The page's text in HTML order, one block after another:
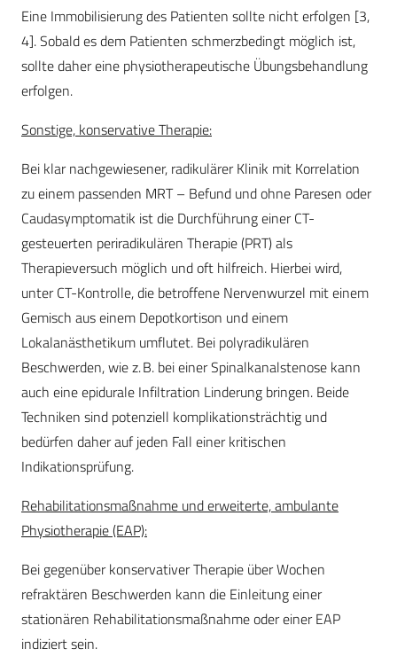
Eine Immobilisierung des Patienten sollte nicht erfolgen [3,
4]. Sobald es dem Patienten schmerzbedingt möglich ist,
sollte daher eine physiotherapeutische Übungsbehandlung
erfolgen.
Sonstige, konservative Therapie:
Bei klar nachgewiesener, radikulärer Klinik mit Korrelation
zu einem passenden MRT – Befund und ohne Paresen oder
Caudasymptomatik ist die Durchführung einer CT-
gesteuerten periradikulären Therapie (PRT) als
Therapieversuch möglich und oft hilfreich. Hierbei wird,
unter CT-Kontrolle, die betroffene Nervenwurzel mit einem
Gemisch aus einem Depotkortison und einem
Lokalanästhetikum umflutet. Bei polyradikulären
Beschwerden, wie z. B. bei einer Spinalkanalstenose kann
auch eine epidurale Infiltration Linderung bringen. Beide
Techniken sind potenziell komplikationsträchtig und
bedürfen daher auf jeden Fall einer kritischen
Indikationsprüfung.
Rehabilitationsmaßnahme und erweiterte, ambulante
Physiotherapie (EAP):
Bei gegenüber konservativer Therapie über Wochen
refraktären Beschwerden kann die Einleitung einer
stationären Rehabilitationsmaßnahme oder einer EAP
indiziert sein.